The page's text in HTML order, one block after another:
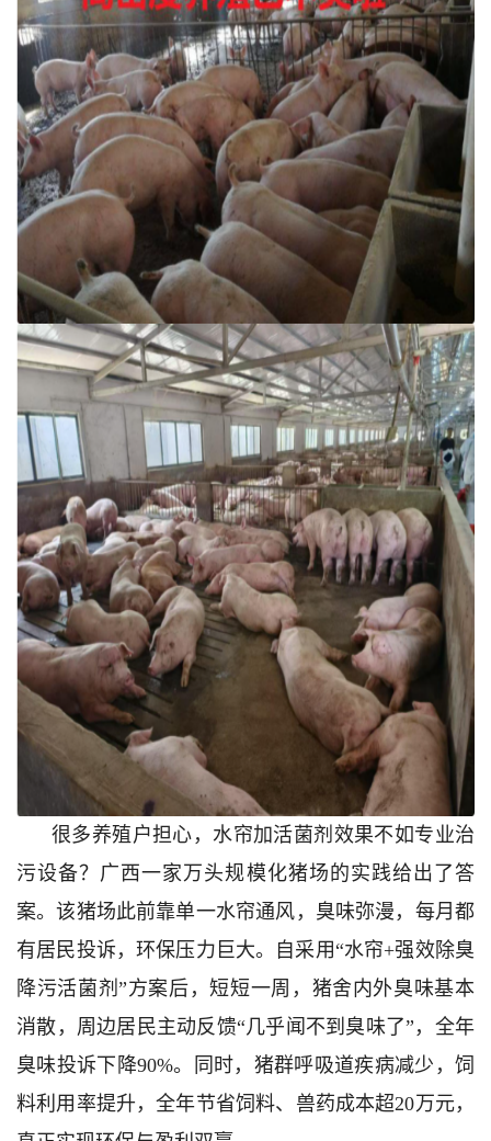
很多养殖户担心，水帘加活菌剂效果不如专业治
污设备？广西一家万头规模化猪场的实践给出了答
案。该猪场此前靠单一水帘通风，臭味弥漫，每月都
有居民投诉，环保压力巨大。自采用“水帘+强效除臭
降污活菌剂”方案后，短短一周，猪舍内外臭味基本
消散，周边居民主动反馈“几乎闻不到臭味了”，全年
臭味投诉下降90%。同时，猪群呼吸道疾病减少，饲
料利用率提升，全年节省饲料、兽药成本超20万元，